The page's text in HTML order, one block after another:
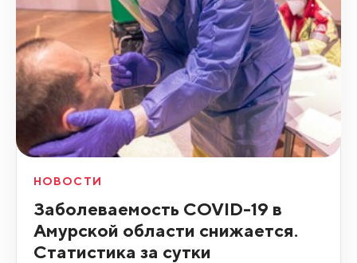
НОВОСТИ
Заболеваемость COVID-19 в
Амурской области снижается.
Статистика за сутки